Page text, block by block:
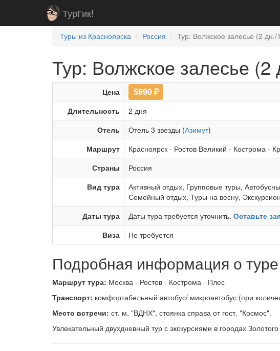
ТурГик!
Туры из Красноярска Россия Тур: Волжское залесье (2 дн./
Тур: Волжское залесье (2
Цена 5990₽
Длительность
2 дня
Отель
Отель 3 звезды (Азимут)
Маршрут
Красноярск - Ростов Великий - Кострома -
Страны
Россия
Вид тура
Активный отдых, Групповые туры,
Семейный отдых, Туры на весну,
Даты тура
Даты тура требуется уточнить. Оставьте
Виза
Не требуется
Подробная информация о туре
Маршрут тура: Москва - Ростов - Кострома - Плес
Транспорт: комфортабельный автобус/ микроавтобус (при
Место встречи: ст. м. "ВДНХ", стоянка справа от гост. "Космос".
Увлекательный двухдневный тур с экскурсиями в городах